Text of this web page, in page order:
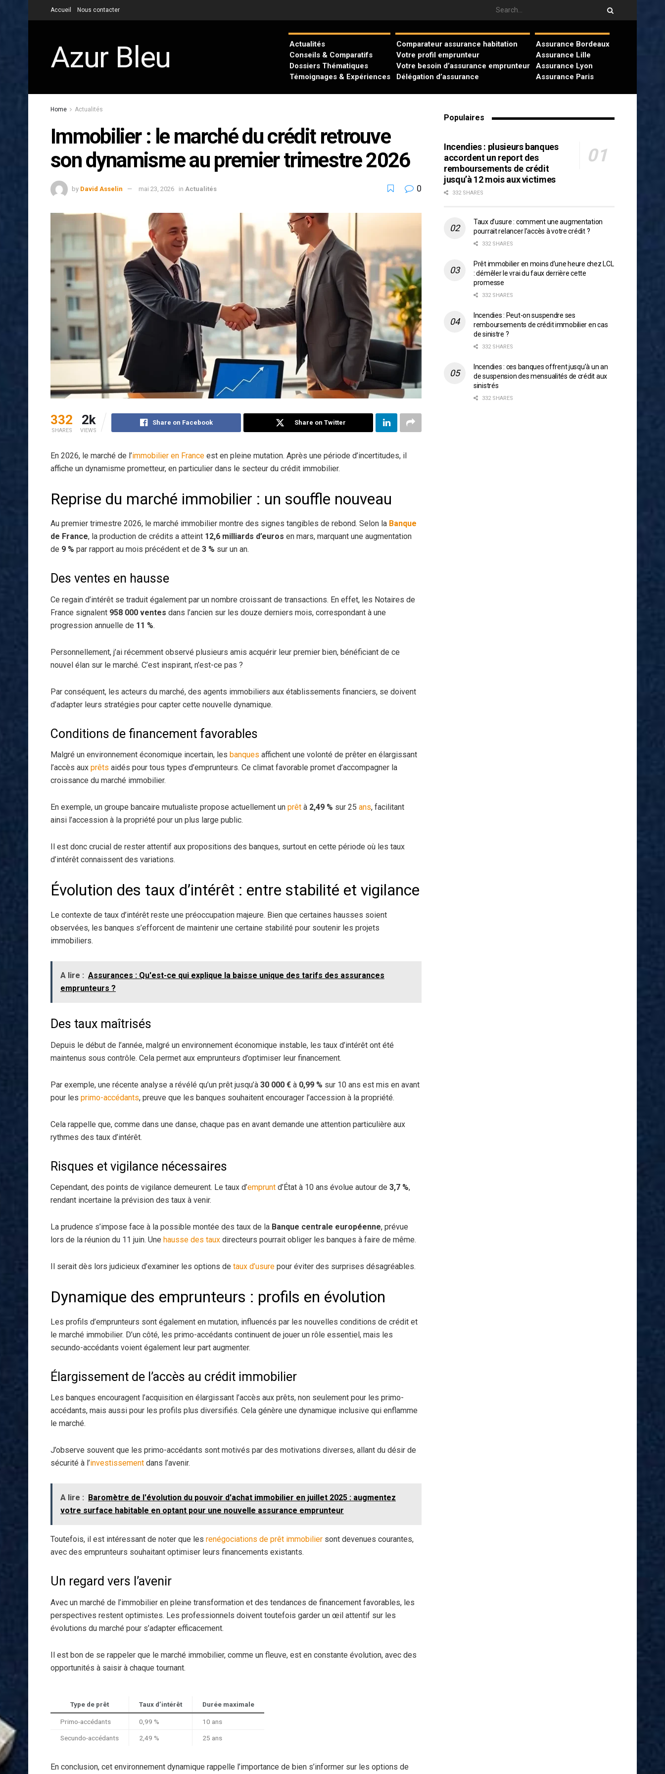
Accueil Nous contacter
Azur Bleu
Actualités
Conseils & Comparatifs
Dossiers Thématiques
Témoignages & Expériences
Comparateur assurance habitation
Votre profil emprunteur
Votre besoin d’assurance emprunteur
Délégation d’assurance
Assurance Bordeaux
Assurance Lille
Assurance Lyon
Assurance Paris
Home Actualités
Immobilier : le marché du crédit retrouve
son dynamisme au premier trimestre 2026
by David Asselin mai 23, 2026 in Actualités 0
332
SHARES
2k
VIEWS
Share on Facebook Share on Twitter
En 2026, le marché de l’immobilier en France est en pleine mutation. Après une période d’incertitudes, il
affiche un dynamisme prometteur, en particulier dans le secteur du crédit immobilier.
Reprise du marché immobilier : un souffle nouveau
Au premier trimestre 2026, le marché immobilier montre des signes tangibles de rebond. Selon la Banque
de France, la production de crédits a atteint 12,6 milliards d’euros en mars, marquant une augmentation
de 9 % par rapport au mois précédent et de 3 % sur un an.
Des ventes en hausse
Ce regain d’intérêt se traduit également par un nombre croissant de transactions. En effet, les Notaires de
France signalent 958 000 ventes dans l’ancien sur les douze derniers mois, correspondant à une
progression annuelle de 11 %.
Personnellement, j’ai récemment observé plusieurs amis acquérir leur premier bien, bénéficiant de ce
nouvel élan sur le marché. C’est inspirant, n’est-ce pas ?
Par conséquent, les acteurs du marché, des agents immobiliers aux établissements financiers, se doivent
d’adapter leurs stratégies pour capter cette nouvelle dynamique.
Conditions de financement favorables
Malgré un environnement économique incertain, les banques affichent une volonté de prêter en élargissant
l’accès aux prêts aidés pour tous types d’emprunteurs. Ce climat favorable promet d’accompagner la
croissance du marché immobilier.
En exemple, un groupe bancaire mutualiste propose actuellement un prêt à 2,49 % sur 25 ans, facilitant
ainsi l’accession à la propriété pour un plus large public.
Il est donc crucial de rester attentif aux propositions des banques, surtout en cette période où les taux
d’intérêt connaissent des variations.
Évolution des taux d’intérêt : entre stabilité et vigilance
Le contexte de taux d’intérêt reste une préoccupation majeure. Bien que certaines hausses soient
observées, les banques s’efforcent de maintenir une certaine stabilité pour soutenir les projets
immobiliers.
A lire : Assurances : Qu'est-ce qui explique la baisse unique des tarifs des assurances
emprunteurs ?
Des taux maîtrisés
Depuis le début de l’année, malgré un environnement économique instable, les taux d’intérêt ont été
maintenus sous contrôle. Cela permet aux emprunteurs d’optimiser leur financement.
Par exemple, une récente analyse a révélé qu’un prêt jusqu’à 30 000 € à 0,99 % sur 10 ans est mis en avant
pour les primo-accédants, preuve que les banques souhaitent encourager l’accession à la propriété.
Cela rappelle que, comme dans une danse, chaque pas en avant demande une attention particulière aux
rythmes des taux d’intérêt.
Risques et vigilance nécessaires
Cependant, des points de vigilance demeurent. Le taux d’emprunt d’État à 10 ans évolue autour de 3,7 %,
rendant incertaine la prévision des taux à venir.
La prudence s’impose face à la possible montée des taux de la Banque centrale européenne, prévue
lors de la réunion du 11 juin. Une hausse des taux directeurs pourrait obliger les banques à faire de même.
Il serait dès lors judicieux d’examiner les options de taux d’usure pour éviter des surprises désagréables.
Dynamique des emprunteurs : profils en évolution
Les profils d’emprunteurs sont également en mutation, influencés par les nouvelles conditions de crédit et
le marché immobilier. D’un côté, les primo-accédants continuent de jouer un rôle essentiel, mais les
secundo-accédants voient également leur part augmenter.
Élargissement de l’accès au crédit immobilier
Les banques encouragent l’acquisition en élargissant l’accès aux prêts, non seulement pour les primo-
accédants, mais aussi pour les profils plus diversifiés. Cela génère une dynamique inclusive qui enflamme
le marché.
J’observe souvent que les primo-accédants sont motivés par des motivations diverses, allant du désir de
sécurité à l’investissement dans l’avenir.
A lire : Baromètre de l'évolution du pouvoir d'achat immobilier en juillet 2025 : augmentez
votre surface habitable en optant pour une nouvelle assurance emprunteur
Toutefois, il est intéressant de noter que les renégociations de prêt immobilier sont devenues courantes,
avec des emprunteurs souhaitant optimiser leurs financements existants.
Un regard vers l’avenir
Avec un marché de l’immobilier en pleine transformation et des tendances de financement favorables, les
perspectives restent optimistes. Les professionnels doivent toutefois garder un œil attentif sur les
évolutions du marché pour s’adapter efficacement.
Il est bon de se rappeler que le marché immobilier, comme un fleuve, est en constante évolution, avec des
opportunités à saisir à chaque tournant.
Type de prêt Taux d’intérêt Durée maximale
Primo-accédants 0,99 % 10 ans
Secundo-accédants 2,49 % 25 ans
En conclusion, cet environnement dynamique rappelle l’importance de bien s’informer sur les options de
Populaires
Incendies : plusieurs banques
accordent un report des
remboursements de crédit
jusqu’à 12 mois aux victimes
332 SHARES
Taux d’usure : comment une augmentation
pourrait relancer l’accès à votre crédit ?
332 SHARES
Prêt immobilier en moins d’une heure chez LCL
: démêler le vrai du faux derrière cette
promesse
332 SHARES
Incendies : Peut-on suspendre ses
remboursements de crédit immobilier en cas
de sinistre ?
332 SHARES
Incendies : ces banques offrent jusqu’à un an
de suspension des mensualités de crédit aux
sinistrés
332 SHARES